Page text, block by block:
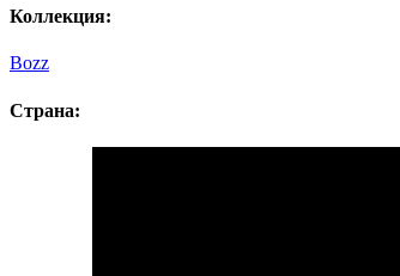
Коллекция:
Bozz
Страна: